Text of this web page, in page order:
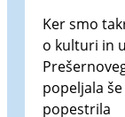
Ker smo
o kulturi in
popeljala
popestrila